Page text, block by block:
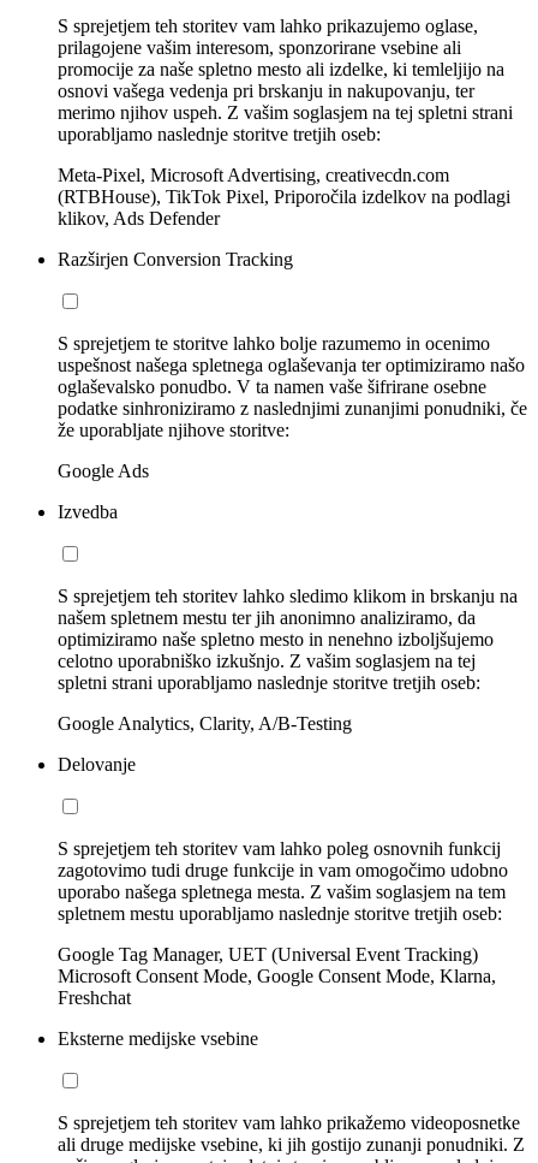
S sprejetjem teh storitev vam lahko prikazujemo oglase,
prilagojene vašim interesom, sponzorirane vsebine ali
promocije za naše spletno mesto ali izdelke, ki temleljijo na
osnovi vašega vedenja pri brskanju in nakupovanju, ter
merimo njihov uspeh. Z vašim soglasjem na tej spletni strani
uporabljamo naslednje storitve tretjih oseb:
Meta-Pixel, Microsoft Advertising, creativecdn.com
(RTBHouse), TikTok Pixel, Priporočila izdelkov na podlagi
klikov, Ads Defender
Razširjen Conversion Tracking
S sprejetjem te storitve lahko bolje razumemo in ocenimo
uspešnost našega spletnega oglaševanja ter optimiziramo našo
oglaševalsko ponudbo. V ta namen vaše šifrirane osebne
podatke sinhroniziramo z naslednjimi zunanjimi ponudniki, če
že uporabljate njihove storitve:
Google Ads
Izvedba
S sprejetjem teh storitev lahko sledimo klikom in brskanju na
našem spletnem mestu ter jih anonimno analiziramo, da
optimiziramo naše spletno mesto in nenehno izboljšujemo
celotno uporabniško izkušnjo. Z vašim soglasjem na tej
spletni strani uporabljamo naslednje storitve tretjih oseb:
Google Analytics, Clarity, A/B-Testing
Delovanje
S sprejetjem teh storitev vam lahko poleg osnovnih funkcij
zagotovimo tudi druge funkcije in vam omogočimo udobno
uporabo našega spletnega mesta. Z vašim soglasjem na tem
spletnem mestu uporabljamo naslednje storitve tretjih oseb:
Google Tag Manager, UET (Universal Event Tracking)
Microsoft Consent Mode, Google Consent Mode, Klarna,
Freshchat
Eksterne medijske vsebine
S sprejetjem teh storitev vam lahko prikažemo videoposnetke
ali druge medijske vsebine, ki jih gostijo zunanji ponudniki. Z